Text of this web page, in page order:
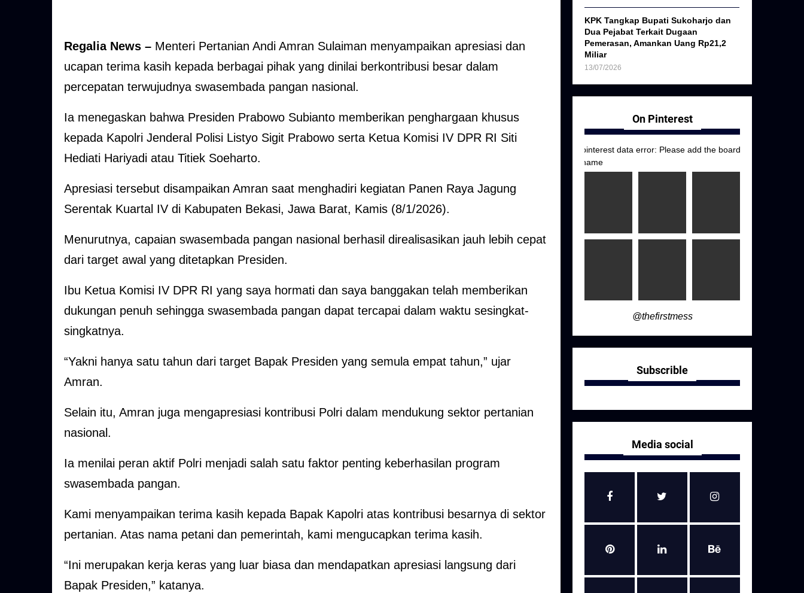
Regalia News – Menteri Pertanian Andi Amran Sulaiman menyampaikan apresiasi dan
ucapan terima kasih kepada berbagai pihak yang dinilai berkontribusi besar dalam
percepatan terwujudnya swasembada pangan nasional.
Ia menegaskan bahwa Presiden Prabowo Subianto memberikan penghargaan khusus
kepada Kapolri Jenderal Polisi Listyo Sigit Prabowo serta Ketua Komisi IV DPR RI Siti
Hediati Hariyadi atau Titiek Soeharto.
Apresiasi tersebut disampaikan Amran saat menghadiri kegiatan Panen Raya Jagung
Serentak Kuartal IV di Kabupaten Bekasi, Jawa Barat, Kamis (8/1/2026).
Menurutnya, capaian swasembada pangan nasional berhasil direalisasikan jauh lebih cepat
dari target awal yang ditetapkan Presiden.
Ibu Ketua Komisi IV DPR RI yang saya hormati dan saya banggakan telah memberikan
dukungan penuh sehingga swasembada pangan dapat tercapai dalam waktu sesingkat-
singkatnya.
“Yakni hanya satu tahun dari target Bapak Presiden yang semula empat tahun,” ujar
Amran.
Selain itu, Amran juga mengapresiasi kontribusi Polri dalam mendukung sektor pertanian
nasional.
Ia menilai peran aktif Polri menjadi salah satu faktor penting keberhasilan program
swasembada pangan.
Kami menyampaikan terima kasih kepada Bapak Kapolri atas kontribusi besarnya di sektor
pertanian. Atas nama petani dan pemerintah, kami mengucapkan terima kasih.
“Ini merupakan kerja keras yang luar biasa dan mendapatkan apresiasi langsung dari
Bapak Presiden,” katanya.
KPK Tangkap Bupati Sukoharjo dan
Dua Pejabat Terkait Dugaan
Pemerasan, Amankan Uang Rp21,2
Miliar
13/07/2026
On Pinterest
pinterest data error: Please add the board
name
@thefirstmess
Subscrible
Media social